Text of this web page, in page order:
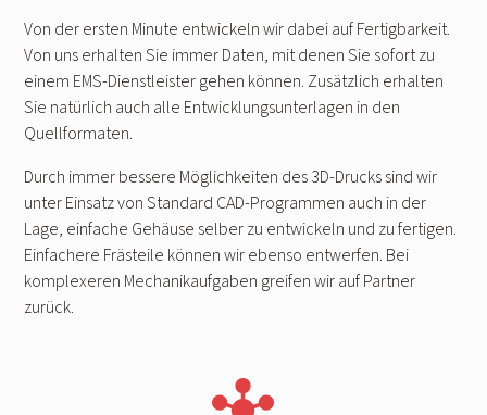
Von der ersten Minute entwickeln wir dabei auf Fertigbarkeit.
Von uns erhalten Sie immer Daten, mit denen Sie sofort zu
einem EMS-Dienstleister gehen können. Zusätzlich erhalten
Sie natürlich auch alle Entwicklungsunterlagen in den
Quellformaten.
Durch immer bessere Möglichkeiten des 3D-Drucks sind wir
unter Einsatz von Standard CAD-Programmen auch in der
Lage, einfache Gehäuse selber zu entwickeln und zu fertigen.
Einfachere Frästeile können wir ebenso entwerfen. Bei
komplexeren Mechanikaufgaben greifen wir auf Partner
zurück.